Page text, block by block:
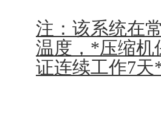
注：该系统在
温度，*压缩机
证连续工作7天